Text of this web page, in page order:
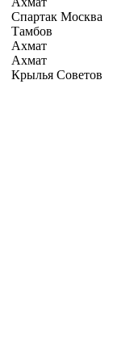
Спартак Москва
Тамбов
Ахмат
Ахмат
Крылья Советов